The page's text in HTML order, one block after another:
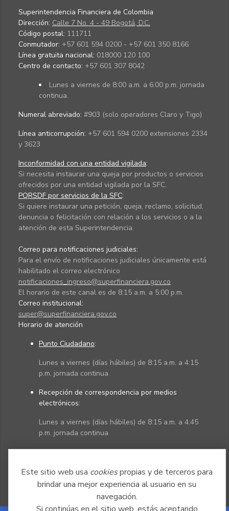
Este sitio web usa cookiespropias y de terceros para
brindar una mejor experiencia al usuario en su
navegación.
Superintendencia Financiera de Colombia
Dirección: Calle 7 No. 4 - 49 Bogotá, D.C.
Código postal: 111711
Conmutador: +57 601 594 0200 - +57 601 350 8166
Línea gratuita nacional: 018000 120 100
Centro de contacto: +57 601 307 8042
Lunes a viernes de 8:00 a.m. a 6:00 p.m. jornada
continua.
Numeral abreviado: #903 (solo operadores Claro y Tigo)
Línea anticorrupción: +57 601 594 0200 extensiones 2334
y 3623
Inconformidad con una entidad vigilada:
Si necesita instaurar una queja por productos o servicios
ofrecidos por una entidad vigilada por la SFC.
PQRSDF por servicios de la SFC:
Si quiere instaurar una petición, queja, reclamo, solicitud,
denuncia o felicitación con relación a los servicios o a la
atención de esta Superintendencia.
Correo para notificaciones judiciales:
Para el envío de notificaciones judiciales únicamente está
habilitado el correo electrónico
notificaciones_ingreso@superfinanciera.gov.co
El horario de este canal es de 8:15 a.m. a 5:00 p.m.
Correo institucional:
super@superfinanciera.gov.co
Horario de atención
Punto Ciudadano:
Lunes a viernes (días hábiles) de 8:15 a.m. a 4:15
p.m. jornada continua
Recepción de correspondencia por medios
electrónicos:
Lunes a viernes (días hábiles) de 8:15 a.m. a 4:45
p.m. jornada continua